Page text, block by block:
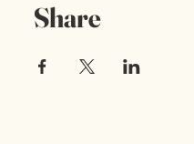
Share